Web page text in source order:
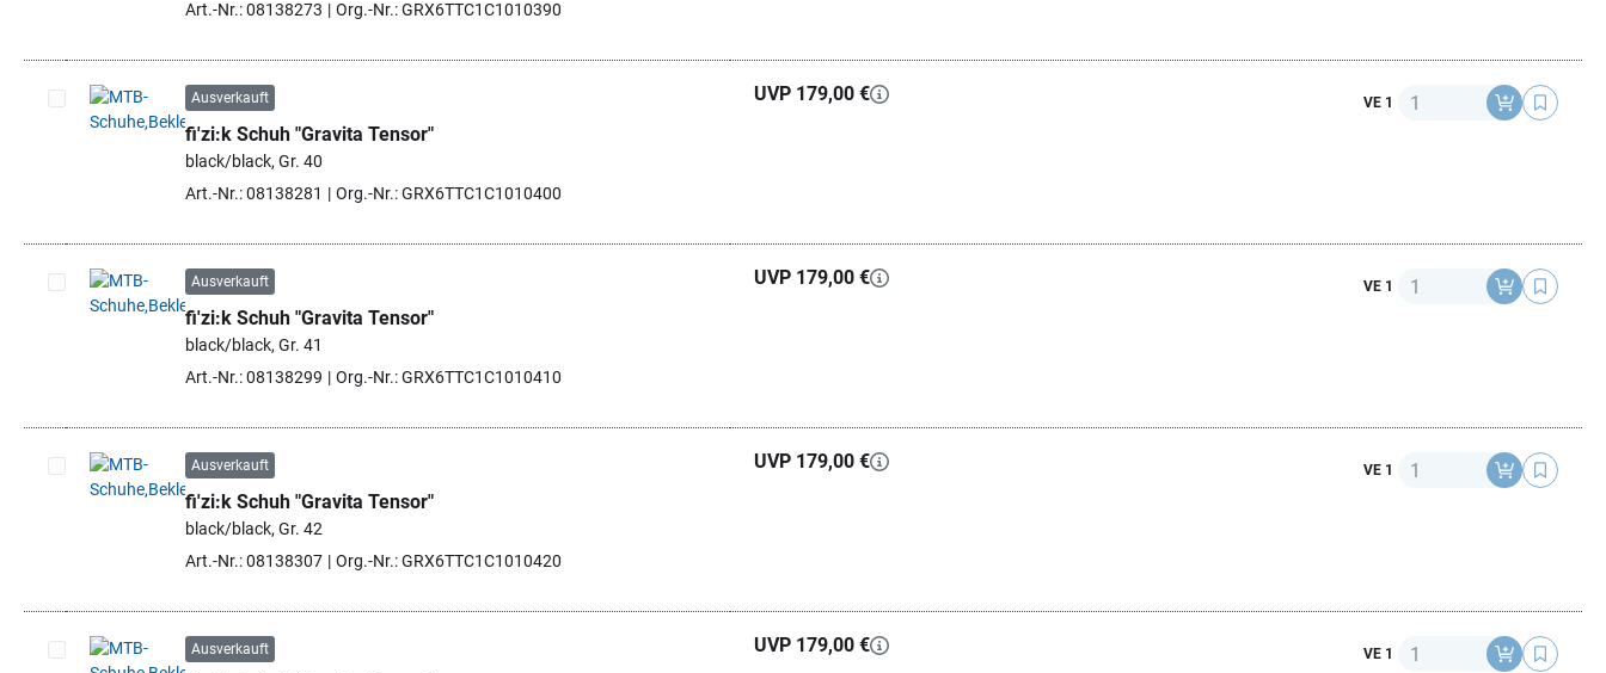
Art.-Nr.: 08138273
Org.-Nr.: GRX6TTC1C1010390
Artikel auswählen
Ausverkauft
fi'zi:k Schuh "Gravita Tensor"
black/black, Gr. 40
Art.-Nr.: 08138281
Org.-Nr.: GRX6TTC1C1010400
UVP 179,00 € VE 1 Anzahl
Artikel auswählen
Ausverkauft
fi'zi:k Schuh "Gravita Tensor"
black/black, Gr. 41
Art.-Nr.: 08138299
Org.-Nr.: GRX6TTC1C1010410
UVP 179,00 € VE 1 Anzahl
Artikel auswählen
Ausverkauft
fi'zi:k Schuh "Gravita Tensor"
black/black, Gr. 42
Art.-Nr.: 08138307
Org.-Nr.: GRX6TTC1C1010420
UVP 179,00 € VE 1 Anzahl
Ausverkauft UVP 179,00 € VE 1 Anzahl